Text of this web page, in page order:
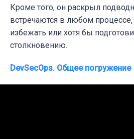
Кроме того, он раскрыл
встречаются в любом процессе,
избежать или хотя бы
столкновению.
DevSecOps. Общее погружение